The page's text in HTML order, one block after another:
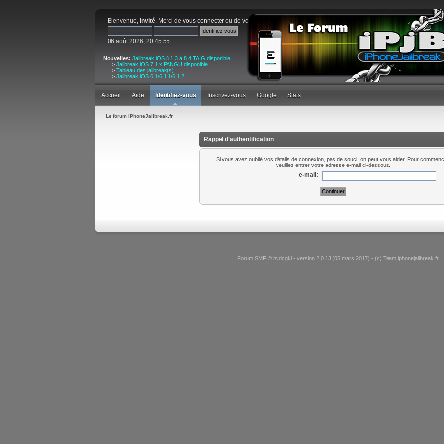
Bienvenue, Invité. Merci de vous connecter ou de vous inscrire
06 août 2026, 20:45:55
Nouvelles: Jailbreak iOS 8.1.3 à 8.4 TAIG disponible
===> Jailbreak iOS 7.1.x PANGU disponible
===> Tableau des jailbreak(s)
===> Jailbreak iOS 6.1/6.1.1/6.1.2
Accueil Aide Identifiez-vous Inscrivez-vous Google Stats
Le forum iPhoneJailbreak.fr
Rappel d'authentification
Si vous avez oublié vos détails de connexion, pas de souci, on peut vous aider. Pour
veuillez entrer votre adresse e-mail ci-dessous.
e-mail:
Forum SMF © hvdcgkl - version 2.0.13 (05 mars 2017) - (c) Team iphonejailbreak.fr